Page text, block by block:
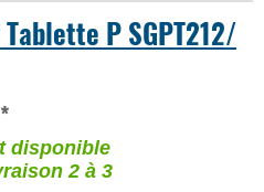
P SGPT212/
disponible
2 à 3